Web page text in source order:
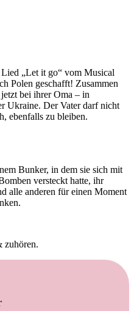
„Let it go“ vom Musical
Polen geschafft! Zusammen
bei ihrer Oma – in
Ukraine. Der Vater darf nicht
ebenfalls zu bleiben.
Bunker, in dem sie sich mit
versteckt hatte, ihr
alle anderen für einen Moment
zuhören.